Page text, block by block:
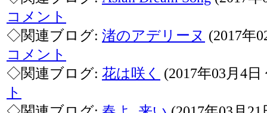
コメント
◇関連ブログ: 渚のアデリーヌ (2017年
コメント
◇関連ブログ: 花は咲く
(2017年03月4
ト